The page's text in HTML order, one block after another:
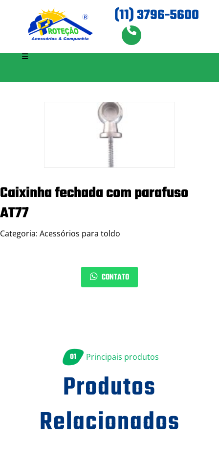
(11) 3796-5600
Caixinha fechada com parafuso
AT77
Categoria: Acessórios para toldo
CONTATO
01 Principais produtos
Produtos
Relacionados